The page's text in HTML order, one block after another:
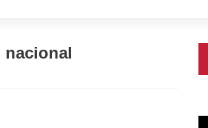
nacional